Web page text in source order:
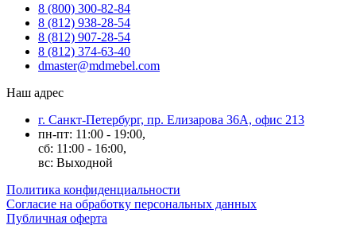
8 (800) 300-82-84
8 (812) 938-28-54
8 (812) 907-28-54
8 (812) 374-63-40
dmaster@mdmebel.com
Наш адрес
г. Санкт-Петербург, пр. Елизарова 36А, офис 213
пн-пт: 11:00 - 19:00,
сб: 11:00 - 16:00,
вс: Выходной
Политика конфиденциальности
Согласие на обработку персональных данных
Публичная оферта